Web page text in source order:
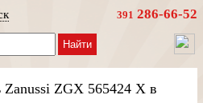
391 286-66-52
Найти
Zanussi ZGX 565424 X в